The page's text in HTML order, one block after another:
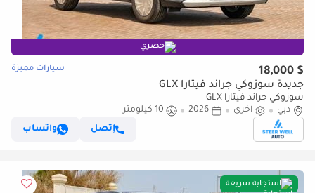
حصري
$ 18,000 سيارات مميزة
جديدة سوزوكي جراند فيتارا GLX
سوزوكي جراند فيتارا GLX
دبي
أخرى 2026
10 كيلومتر
إتصل
واتساب
استجابة سريعة